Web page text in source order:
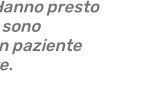
presto
paziente